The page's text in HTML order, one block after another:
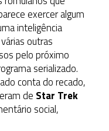
exercer algum
inteligência
outras
pelo próximo
serializado.
conta do recado,
de Star Trek
social,